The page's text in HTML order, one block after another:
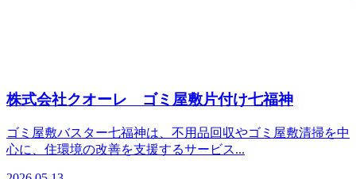
株式会社クオーレ ゴミ屋敷片付け七福神
ゴミ屋敷バスター七福神は、不用品回収やゴミ屋敷清掃を中
心に、住環境の改善を支援するサービス...